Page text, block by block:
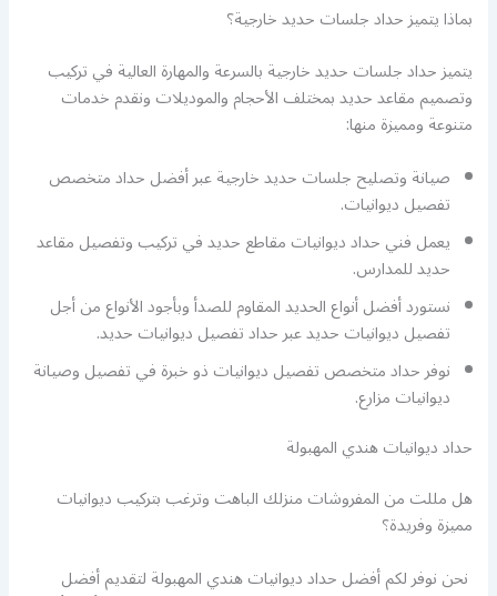
بماذا يتميز حداد جلسات حديد خارجية؟
يتميز حداد جلسات حديد خارجية بالسرعة والمهارة العالية في تركيب
وتصميم مقاعد حديد بمختلف الأحجام والموديلات ونقدم خدمات
متنوعة ومميزة منها:
صيانة وتصليح جلسات حديد خارجية عبر أفضل حداد متخصص
تفصيل ديوانيات.
يعمل فني حداد ديوانيات مقاطع حديد في تركيب وتفصيل مقاعد
حديد للمدارس.
نستورد أفضل أنواع الحديد المقاوم للصدأ وبأجود الأنواع من أجل
تفصيل ديوانيات حديد عبر حداد تفصيل ديوانيات حديد.
نوفر حداد متخصص تفصيل ديوانيات ذو خبرة في تفصيل وصيانة
ديوانيات مزارع.
حداد ديوانيات هندي المهبولة
هل مللت من المفروشات منزلك الباهت وترغب بتركيب ديوانيات
مميزة وفريدة؟
نحن نوفر لكم أفضل حداد ديوانيات هندي المهبولة لتقديم أفضل